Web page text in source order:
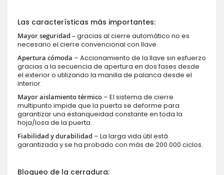
Las características más importantes:
Mayor seguridad – gracias al cierre automático no es
necesario el cierre convencional con llave.
Apertura cómoda – Accionamiento de la llave sin esfuerzo
gracias a la secuencia de apertura en dos fases desde
el exterior o utilizando la manilla de palanca desde el
interior.
Mayor aislamiento térmico – El sistema de cierre
multipunto impide que la puerta se deforme para
garantizar una estanqueidad constante en toda la
hoja/losa de la puerta.
Fiabilidad y durabilidad – La larga vida útil está
garantizada y se ha probado con más de 200.000 ciclos.
Bloqueo de la cerradura: